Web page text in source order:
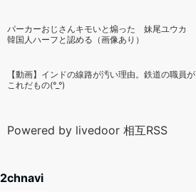
パーカーおじさんキモいと煽った 妹尾ユウカ
韓国人ハーフと認める（画像あり）
【動画】インドの線路が汚い理由。鉄道の職員が
これだもの(°_°)
Powered by livedoor 相互RSS
2chnavi